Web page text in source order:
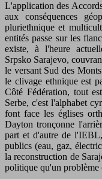
L'application des
aux conséquences
pluriethnique et
entités passe sur les
existe, à l'heure
Srpsko Sarajevo,
le versant Sud des
le clivage ethnique est
Côté Fédération, tout
Serbe, c'est l'alphabet
font face les églises
Dayton tronçonne
part et d'autre de
publics (eau, gaz,
la reconstruction de
politique qu'un problème